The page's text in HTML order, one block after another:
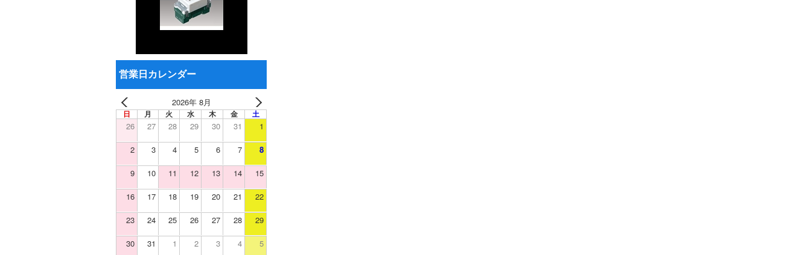
営業日カレンダー
2026年 8月
日 月 火 水 木 金 土
26 27 28 29 30 31 1
2 3 4 5 6 7 8
9 10 11 12 13 14 15
16 17 18 19 20 21 22
23 24 25 26 27 28 29
30 31 1 2 3 4 5